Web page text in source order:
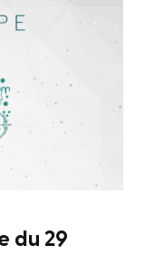
du 29